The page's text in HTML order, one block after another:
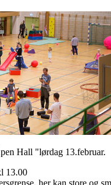
Hall "lørdag 13.februar.
13.00